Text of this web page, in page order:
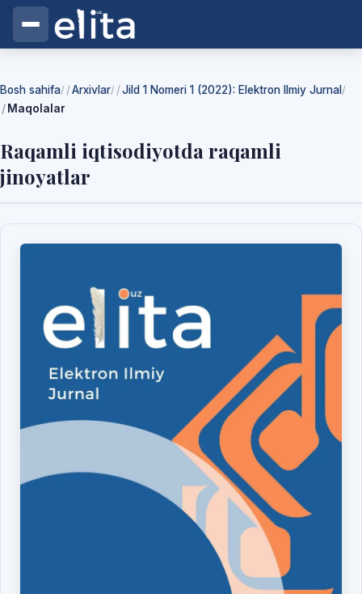
Bosh sahifa/ Arxivlar/ Jild 1 Nomeri 1 (2022): Elektron Ilmiy Jurnal /
Maqolalar
Raqamli iqtisodiyotda raqamli
jinoyatlar